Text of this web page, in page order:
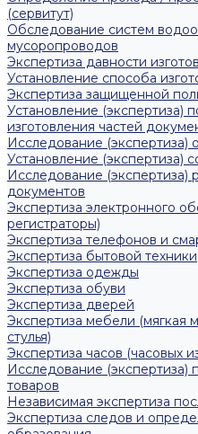
(сервитут)
Обследование систем
мусоропроводов
Экспертиза давности
Установление способа
Экспертиза защищенной
Установление (экспертиза)
изготовления частей
Исследование (экспертиза)
Установление (экспертиза)
Исследование
документов
Экспертиза электронного
регистраторы)
Экспертиза телефонов и
Экспертиза бытовой техники
Экспертиза одежды
Экспертиза обуви
Экспертиза дверей
Экспертиза мебели (мягкая
стулья)
Экспертиза часов (часовых
Исследование (экспертиза)
товаров
Независимая экспертиза
Экспертиза следов и